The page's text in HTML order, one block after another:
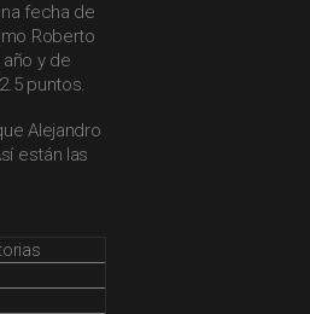
fecha de
Roberto
y de
puntos.
Alejandro
están las